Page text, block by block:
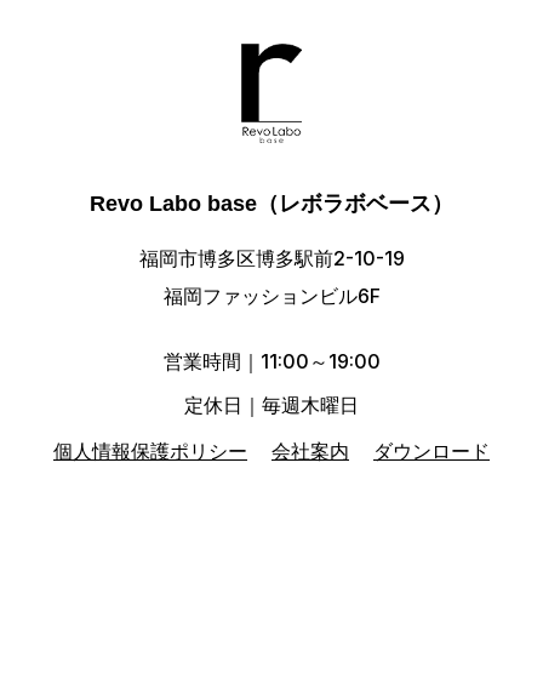
Revo Labo base（レボラボベース）
福岡市博多区博多駅前2-10-19
福岡ファッションビル6F
営業時間｜11:00～19:00
定休日｜毎週木曜日
個人情報保護ポリシー
会社案内 ダウンロード